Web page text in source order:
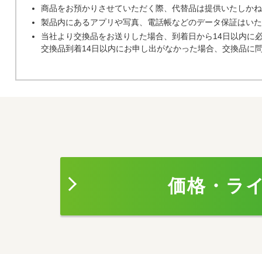
商品をお預かりさせていただく際、代替品は提供いたしか
製品内にあるアプリや写真、電話帳などのデータ保証はい
当社より交換品をお送りした場合、到着日から14日以内に
交換品到着14日以内にお申し出がなかった場合、交換品に
価格・ラ